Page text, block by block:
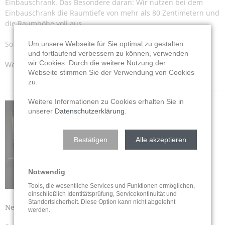
Einbauschrank. Das Besondere daran: Wir nutzen bei dem
Einbauschrank die Raumtiefe von mehr als 80 Zentimetern und
die Raumhöhe voll aus.
So entsteht Platz - und eine tolle Optik des ganzen Raumes!
Weiterlesen …
Neues Puppentheater für Solinger Kita
Um unsere Webseite für Sie optimal zu gestalten
und fortlaufend verbessern zu können, verwenden
wir Cookies. Durch die weitere Nutzung der
Webseite stimmen Sie der Verwendung von Cookies
zu.
Weitere Informationen zu Cookies erhalten Sie in
unserer Datenschutzerklärung
Bestätigen Alle akzeptieren
Notwendig
Tools, die wesentliche Services und Funktionen ermöglichen,
einschließlich Identitätsprüfung, Servicekontinuität und
Standortsicherheit. Diese Option kann nicht abgelehnt
werden.